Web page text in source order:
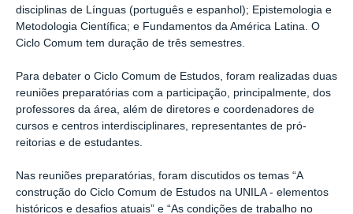
disciplinas de Línguas (português e espanhol); Epistemologia e
Metodologia Científica; e Fundamentos da América Latina. O
Ciclo Comum tem duração de três semestres.
Para debater o Ciclo Comum de Estudos, foram realizadas duas
reuniões preparatórias com a participação, principalmente, dos
professores da área, além de diretores e coordenadores de
cursos e centros interdisciplinares, representantes de pró-
reitorias e de estudantes.
Nas reuniões preparatórias, foram discutidos os temas “A
construção do Ciclo Comum de Estudos na UNILA - elementos
históricos e desafios atuais” e “As condições de trabalho no